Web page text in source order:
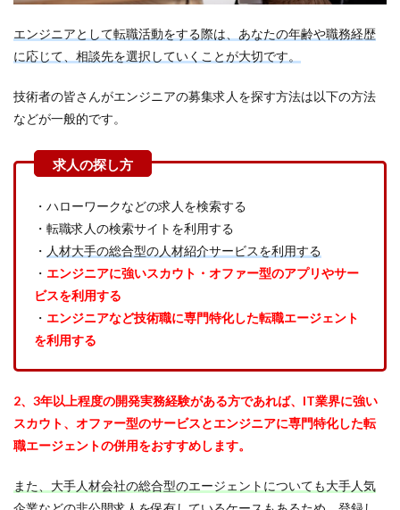
エンジニアとして転職活動をする際は、あなたの年齢や職務経歴
に応じて、相談先を選択していくことが大切です。
技術者の皆さんがエンジニアの募集求人を探す方法は以下の方法
などが一般的です。
・ハローワークなどの求人を検索する
・転職求人の検索サイトを利用する
・ 人材大手の総合型の人材紹介サービスを利用する
・ エンジニアに強いスカウト・オファー型のアプリやサー
ビスを利用する
・ エンジニアなど技術職に専門特化した転職エージェント
を利用する
2、3年以上程度の開発実務経験がある方であれば、IT業界に強い
スカウト、オファー型のサービスとエンジニアに専門特化した転
職エージェントの併用をおすすめします。
また、大手人材会社の総合型のエージェントについても大手人気